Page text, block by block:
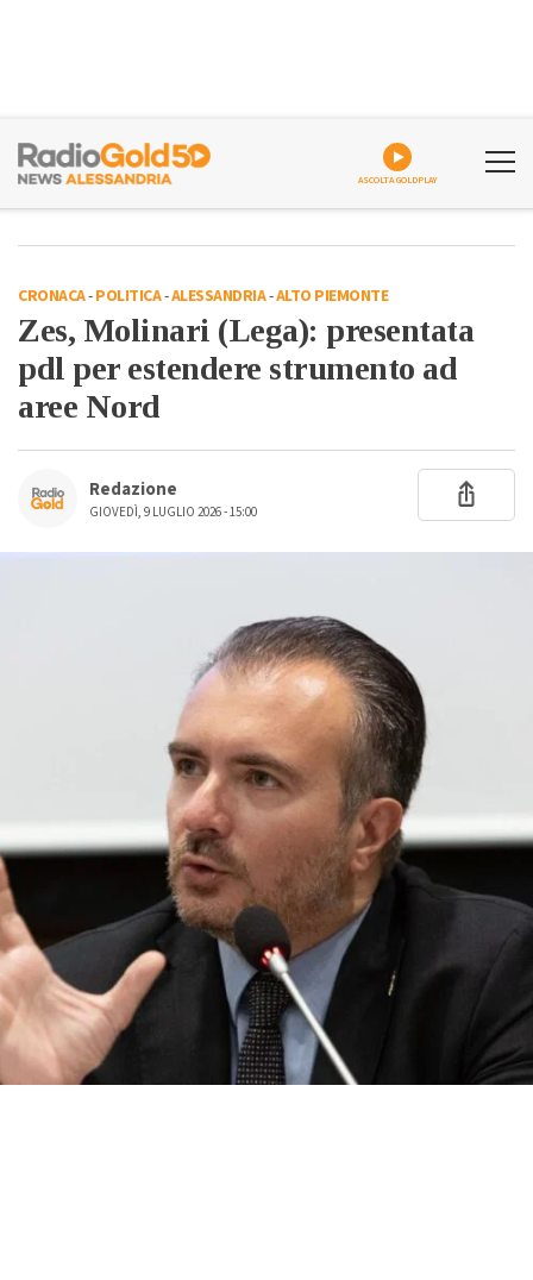
ASCOLTA GOLDPLAY
CRONACA-POLITICA-ALESSANDRIA-ALTO PIEMONTE
Zes, Molinari (Lega): presentata
pdl per estendere strumento ad
aree Nord
Redazione
GIOVEDÌ, 9 LUGLIO 2026 - 15:00